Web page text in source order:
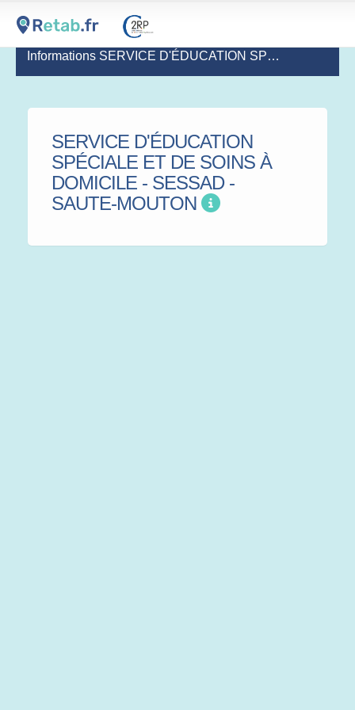
Informations SERVICE D'ÉDUCATION SPÉCIALE ET DE SOINS À DOMICILE - SESSAD - SAUTE-MOUTON
SERVICE D'ÉDUCATION
SPÉCIALE ET DE SOINS À
DOMICILE - SESSAD -
SAUTE-MOUTON